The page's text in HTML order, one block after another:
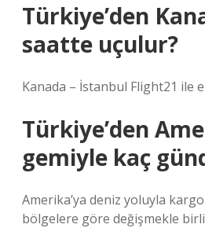
Türkiye’den
saatte uçulur?
Kanada – İstanbul Flight21 ile
Türkiye’den
gemiyle kaç
Amerika’ya deniz yoluyla kargo
bölgelere göre değişmekle